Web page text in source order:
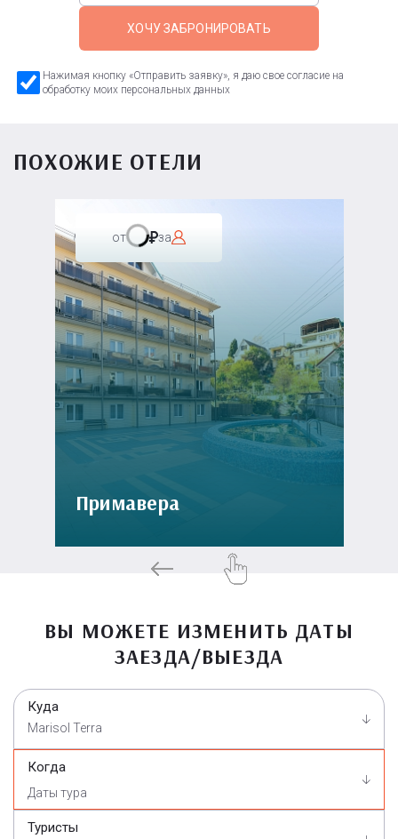
ХОЧУ ЗАБРОНИРОВАТЬ
Нажимая кнопку «Отправить заявку», я даю свое согласие на
обработку моих персональных данных
ПОХОЖИЕ ОТЕЛИ
от за
Примавера
ВЫ МОЖЕТЕ ИЗМЕНИТЬ ДАТЫ
ЗАЕЗДА/ВЫЕЗДА
Куда
Marisol Terra
Когда
Туристы